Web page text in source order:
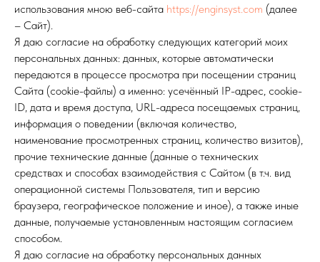
использования мною веб-сайта https://enginsyst.com (далее
– Сайт).
Я даю согласие на обработку следующих категорий моих
персональных данных: данных, которые автоматически
передаются в процессе просмотра при посещении страниц
Сайта (cookie-файлы) а именно: усечённый IP-адрес, cookie-
ID, дата и время доступа, URL-адреса посещаемых страниц,
информация о поведении (включая количество,
наименование просмотренных страниц, количество визитов),
прочие технические данные (данные о технических
средствах и способах взаимодействия с Сайтом (в т.ч. вид
операционной системы Пользователя, тип и версию
браузера, географическое положение и иное), а также иные
данные, получаемые установленным настоящим согласием
способом.
Я даю согласие на обработку персональных данных